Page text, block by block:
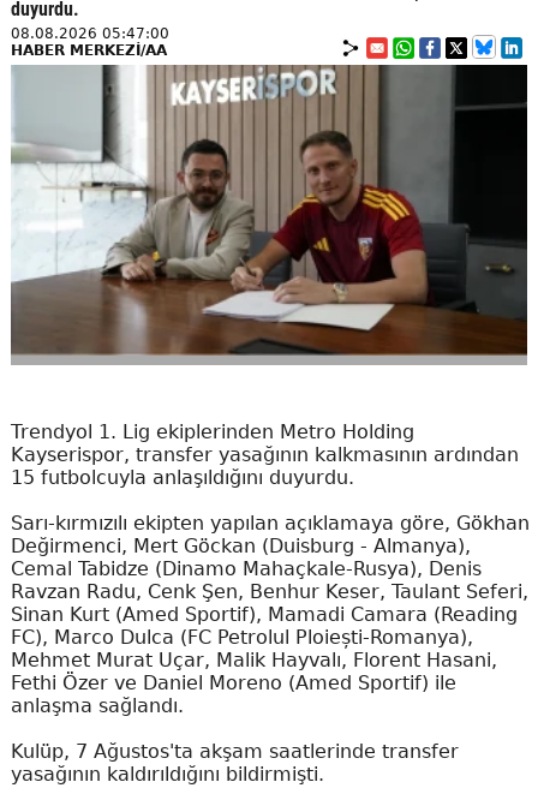
duyurdu.
08.08.2026 05:47:00
HABER MERKEZİ/AA
Trendyol 1. Lig ekiplerinden Metro Holding
Kayserispor, transfer yasağının kalkmasının ardından
15 futbolcuyla anlaşıldığını duyurdu.
Sarı-kırmızılı ekipten yapılan açıklamaya göre, Gökhan
Değirmenci, Mert Göckan (Duisburg - Almanya),
Cemal Tabidze (Dinamo Mahaçkale-Rusya), Denis
Ravzan Radu, Cenk Şen, Benhur Keser, Taulant Seferi,
Sinan Kurt (Amed Sportif), Mamadi Camara (Reading
FC), Marco Dulca (FC Petrolul Ploiești-Romanya),
Mehmet Murat Uçar, Malik Hayvalı, Florent Hasani,
Fethi Özer ve Daniel Moreno (Amed Sportif) ile
anlaşma sağlandı.
Kulüp, 7 Ağustos'ta akşam saatlerinde transfer
yasağının kaldırıldığını bildirmişti.